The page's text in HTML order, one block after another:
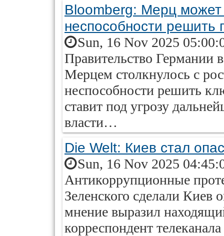
Bloomberg: Мерц может
неспособности
Sun, 16 Nov 2025
Правительство Германии
Мерцем столкнулось с
неспособности решить
ставит под угрозу
власти…
Die Welt: Киев стал
Sun, 16 Nov 2025
Антикоррупционные
Зеленского сделали Киев
мнение выразил
корреспондент